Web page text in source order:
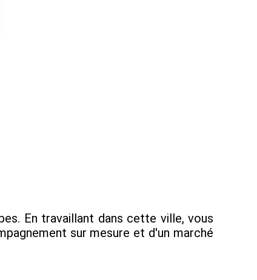
En travaillant dans cette ville, vous
sur mesure et d'un marché